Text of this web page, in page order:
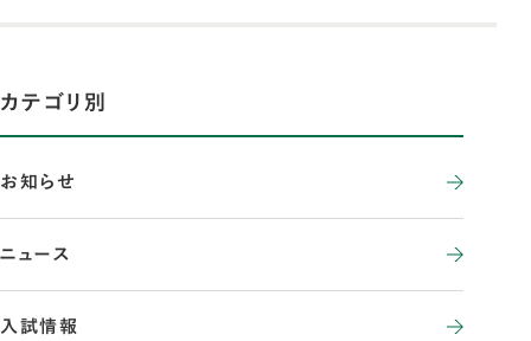
カテゴリ別
お知らせ
ニュース
入試情報